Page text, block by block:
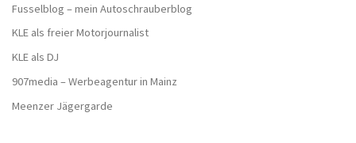
Fusselblog – mein Autoschrauberblog
KLE als freier Motorjournalist
KLE als DJ
907media – Werbeagentur in Mainz
Meenzer Jägergarde